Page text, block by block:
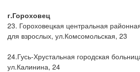
г.Гороховец
23. Гороховецкая центральная
для взрослых, ул.Комсомольская, 23
24.Гусь-Хрустальная городская
ул.Калинина, 24